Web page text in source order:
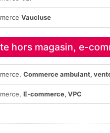
Vaucluse
hors magasin, e-
Commerce ambulant,
E-commerce, VPC